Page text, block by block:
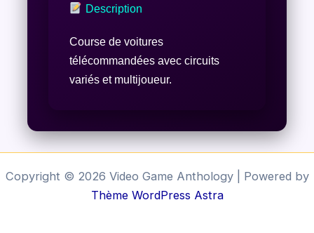
Description
Course de voitures
télécommandées avec circuits
variés et multijoueur.
Copyright © 2026 Video Game Anthology | Powered by
Thème WordPress Astra